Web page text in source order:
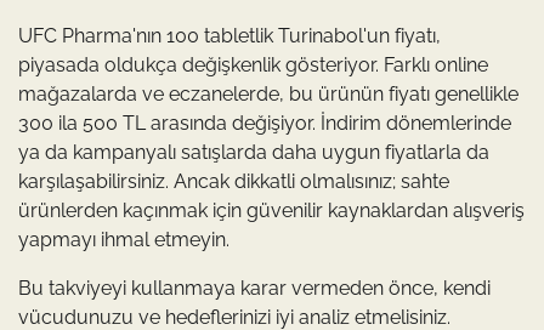
UFC Pharma'nın 100 tabletlik Turinabol'un fiyatı,
piyasada oldukça değişkenlik gösteriyor. Farklı online
mağazalarda ve eczanelerde, bu ürünün fiyatı genellikle
300 ila 500 TL arasında değişiyor. İndirim dönemlerinde
ya da kampanyalı satışlarda daha uygun fiyatlarla da
karşılaşabilirsiniz. Ancak dikkatli olmalısınız; sahte
ürünlerden kaçınmak için güvenilir kaynaklardan alışveriş
yapmayı ihmal etmeyin.
Bu takviyeyi kullanmaya karar vermeden önce, kendi
vücudunuzu ve hedeflerinizi iyi analiz etmelisiniz.